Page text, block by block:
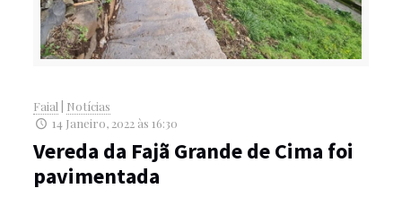
Faial| Notícias
14 Janeiro, 2022 às 16:30
Vereda da Fajã Grande de Cima foi
pavimentada